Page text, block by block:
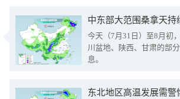
中东部大范围桑拿天
今天（7月31日）至8月初
川盆地、陕西、甘肃的部
息。
东北地区高温发展需